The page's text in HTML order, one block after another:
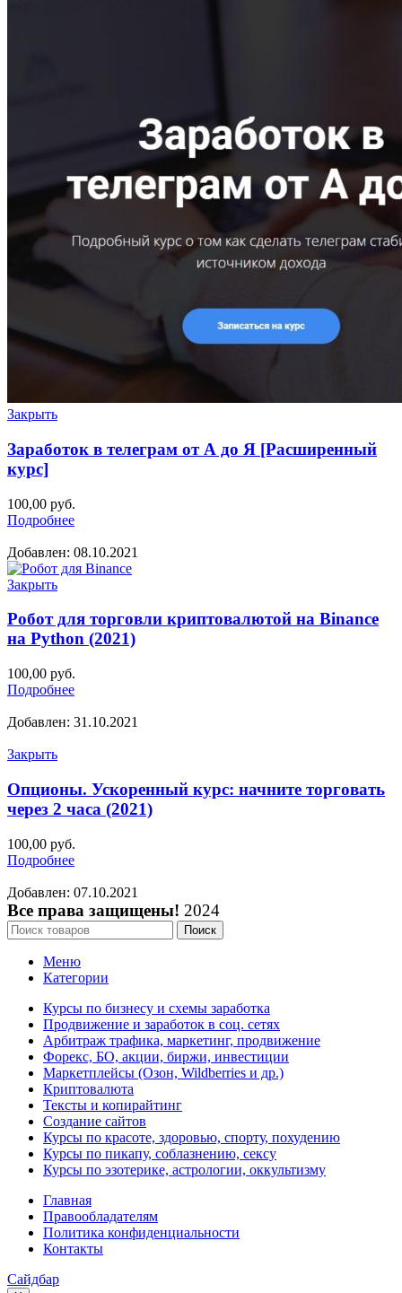
Закрыть
Заработок в телеграм от А до Я [Расширенный
курс]
100,00 руб.
Подробнее
Добавлен: 08.10.2021
Закрыть
Робот для торговли криптовалютой на Binance
на Python (2021)
100,00 руб.
Подробнее
Добавлен: 31.10.2021
Закрыть
Опционы. Ускоренный курс: начните торговать
через 2 часа (2021)
100,00 руб.
Подробнее
Добавлен: 07.10.2021
Все права защищены! 2024
Поиск
Меню
Категории
Курсы по бизнесу и схемы заработка
Продвижение и заработок в соц. сетях
Арбитраж трафика, маркетинг, продвижение
Форекс, БО, акции, биржи, инвестиции
Маркетплейсы (Озон, Wildberries и др.)
Криптовалюта
Тексты и копирайтинг
Создание сайтов
Курсы по красоте, здоровью, спорту, похудению
Курсы по пикапу, соблазнению, сексу
Курсы по эзотерике, астрологии, оккультизму
Главная
Правообладателям
Политика конфиденциальности
Контакты
Сайдбар